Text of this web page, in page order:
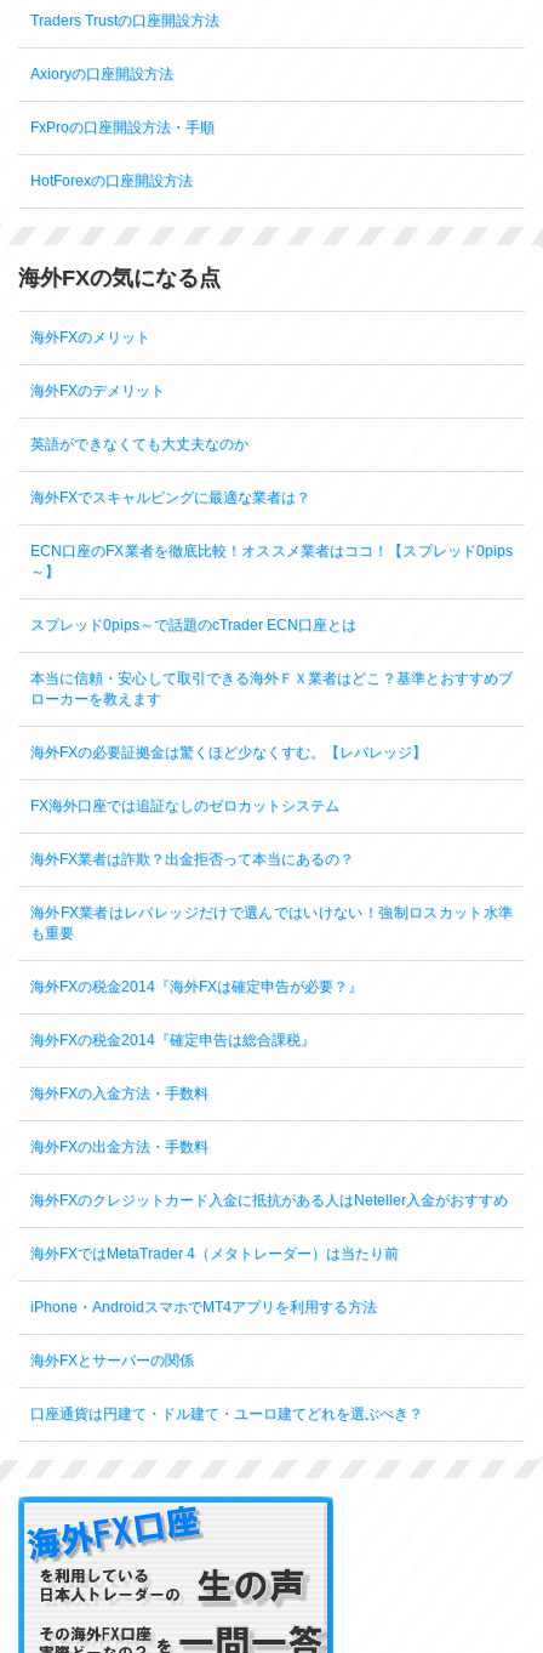
Traders Trustの口座開設方法
Axioryの口座開設方法
FxProの口座開設方法・手順
HotForexの口座開設方法
海外FXの気になる点
海外FXのメリット
海外FXのデメリット
英語ができなくても大丈夫なのか
海外FXでスキャルピングに最適な業者は？
ECN口座のFX業者を徹底比較！オススメ業者はココ！【スプレッド0pips
～】
スプレッド0pips～で話題のcTrader ECN口座とは
本当に信頼・安心して取引できる海外ＦＸ業者はどこ？基準とおすすめブ
ローカーを教えます
海外FXの必要証拠金は驚くほど少なくすむ。【レバレッジ】
FX海外口座では追証なしのゼロカットシステム
海外FX業者は詐欺？出金拒否って本当にあるの？
海外FX業者はレバレッジだけで選んではいけない！強制ロスカット水準
も重要
海外FXの税金2014『海外FXは確定申告が必要？』
海外FXの税金2014『確定申告は総合課税』
海外FXの入金方法・手数料
海外FXの出金方法・手数料
海外FXのクレジットカード入金に抵抗がある人はNeteller入金がおすすめ
海外FXではMetaTrader 4（メタトレーダー）は当たり前
iPhone・AndroidスマホでMT4アプリを利用する方法
海外FXとサーバーの関係
口座通貨は円建て・ドル建て・ユーロ建てどれを選ぶべき？